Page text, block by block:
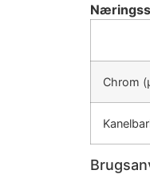
Chrom